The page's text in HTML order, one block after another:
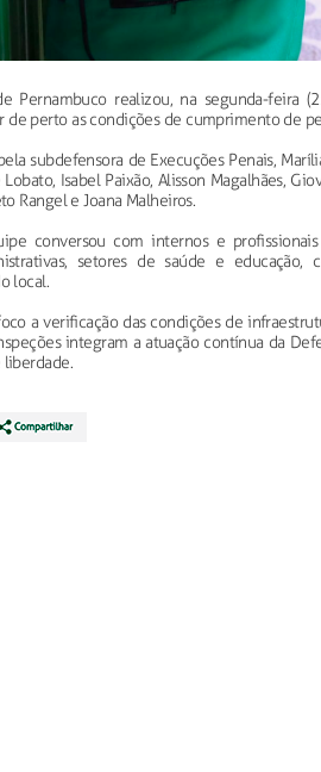
Pernambuco realizou, na segunda-feira
de perto as condições de cumprimento de
subdefensora de Execuções Penais,
Isabel Paixão, Alisson Magalhães,
Rangel e Joana Malheiros.
conversou com internos e
setores de saúde e
local.
a verificação das condições de
integram a atuação contínua da
liberdade.